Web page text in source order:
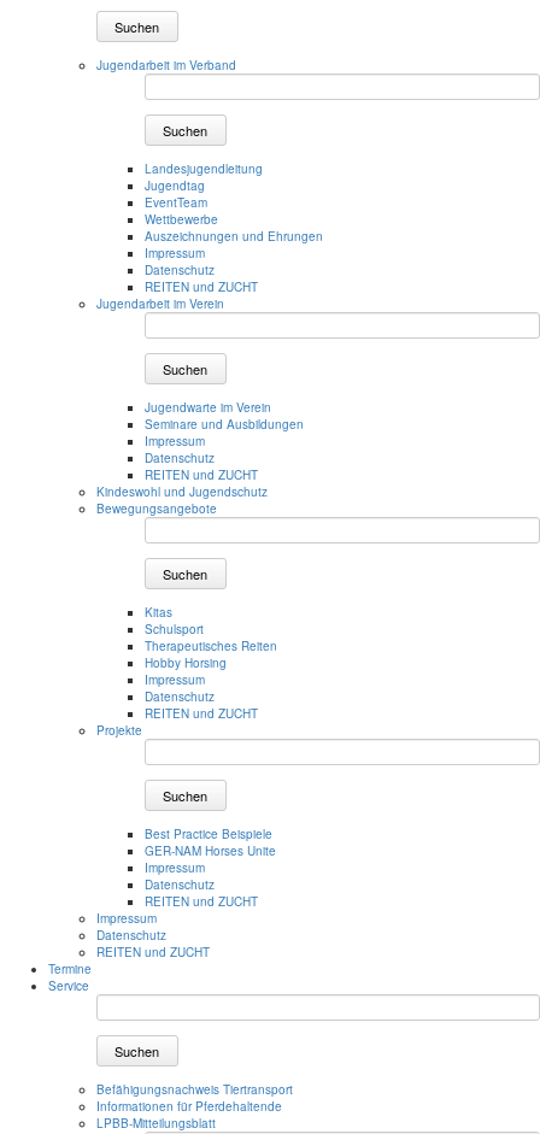
Suchen
Jugendarbeit im Verband
Suchen
Landesjugendleitung
Jugendtag
EventTeam
Wettbewerbe
Auszeichnungen und Ehrungen
Impressum
Datenschutz
REITEN und ZUCHT
Jugendarbeit im Verein
Suchen
Jugendwarte im Verein
Seminare und Ausbildungen
Impressum
Datenschutz
REITEN und ZUCHT
Kindeswohl und Jugendschutz
Bewegungsangebote
Suchen
Kitas
Schulsport
Therapeutisches Reiten
Hobby Horsing
Impressum
Datenschutz
REITEN und ZUCHT
Projekte
Suchen
Best Practice Beispiele
GER-NAM Horses Unite
Impressum
Datenschutz
REITEN und ZUCHT
Impressum
Datenschutz
REITEN und ZUCHT
Termine
Service
Suchen
Befähigungsnachweis Tiertransport
Informationen für Pferdehaltende
LPBB-Mitteilungsblatt